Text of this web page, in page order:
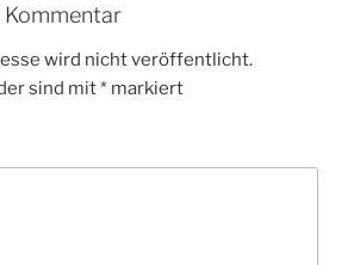
Kommentar
wird nicht veröffentlicht.
sind mit* markiert